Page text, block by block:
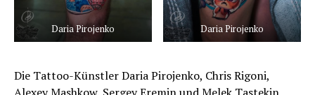
Daria Pirojenko Daria Pirojenko
Die Tattoo-Künstler Daria Pirojenko, Chris Rigoni,